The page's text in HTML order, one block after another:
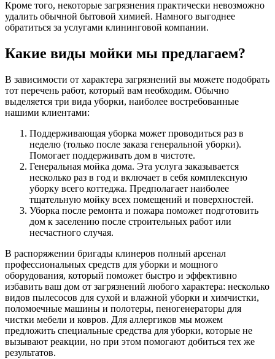
Кроме того, некоторые загрязнения практически невозможно
удалить обычной бытовой химией. Намного выгоднее
обратиться за услугами клининговой компании.
Какие виды мойки мы предлагаем?
В зависимости от характера загрязнений вы можете подобрать
тот перечень работ, который вам необходим. Обычно
выделяется три вида уборки, наиболее востребованные
нашими клиентами:
Поддерживающая уборка может проводиться раз в
неделю (только после заказа генеральной уборки).
Помогает поддерживать дом в чистоте.
Генеральная мойка дома. Эта услуга заказывается
несколько раз в год и включает в себя комплексную
уборку всего коттеджа. Предполагает наиболее
тщательную мойку всех помещений и поверхностей.
Уборка после ремонта и пожара поможет подготовить
дом к заселению после строительных работ или
несчастного случая.
В распоряжении бригады клинеров полный арсенал
профессиональных средств для уборки и мощного
оборудования, который поможет быстро и эффективно
избавить ваш дом от загрязнений любого характера: несколько
видов пылесосов для сухой и влажной уборки и химчистки,
поломоечные машины и полотеры, пеногенераторы для
чистки мебели и ковров. Для аллергиков мы можем
предложить специальные средства для уборки, которые не
вызывают реакции, но при этом помогают добиться тех же
результатов.